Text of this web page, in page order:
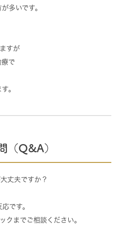
多いです。
すが
療で
。
（Q&A）
丈夫ですか？
です。
クまでご相談ください。